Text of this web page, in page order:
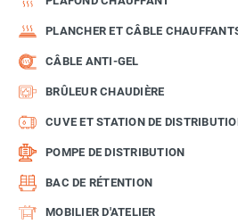
PLANCHER ET CÂBLE
CÂBLE ANTI-GEL
BRÛLEUR CHAUDIÈRE
CUVE ET STATION DE
POMPE DE DISTRIBUTION
BAC DE RÉTENTION
MOBILIER D'ATELIER